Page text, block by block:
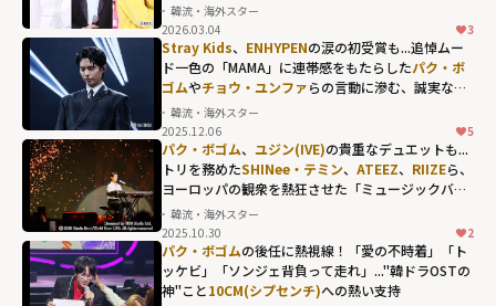
ジックバンク」の歴代MC
韓流・海外スター
2026.03.04
3
Stray Kids、 ENHYPENの涙の初受賞も...追悼ムー
ド一色の「MAMA」に連帯感をもたらしたパク・ボ
ゴムやチョウ・ユンファらの言動に滲む、誠実な人
間性
韓流・海外スター
2025.12.06
5
パク・ボゴム、 ユジン(IVE)の貴重なデュエットも...
トリを務めたSHINee・テミン、 ATEEZ、 RIIZEら、
ヨーロッパの観衆を熱狂させた「ミュージックバン
ク」のリスボン公演
韓流・海外スター
2025.10.30
2
パク・ボゴムの後任に熱視線！「愛の不時着」「ト
ッケビ」「ソンジェ背負って走れ」..."韓ドラOSTの
神"こと10CM(シプセンチ)への熱い支持